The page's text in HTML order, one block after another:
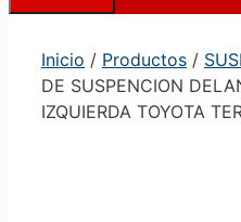
Inicio / Productos /
DE SUSPENCION
IZQUIERDA TOYOTA